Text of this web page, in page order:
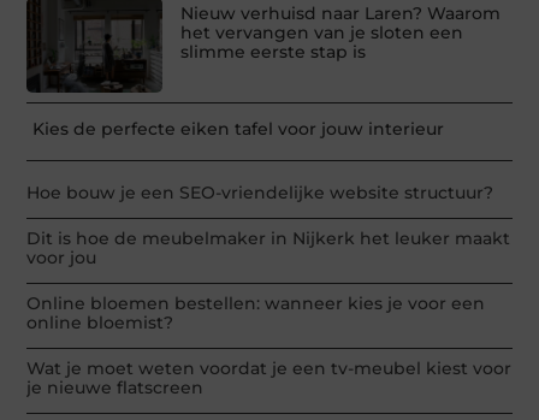
Nieuw verhuisd naar Laren? Waarom
het vervangen van je sloten een
slimme eerste stap is
Kies de perfecte eiken tafel voor jouw interieur
Hoe bouw je een SEO-vriendelijke website structuur?
Dit is hoe de meubelmaker in Nijkerk het leuker maakt
voor jou
Online bloemen bestellen: wanneer kies je voor een
online bloemist?
Wat je moet weten voordat je een tv-meubel kiest voor
je nieuwe flatscreen